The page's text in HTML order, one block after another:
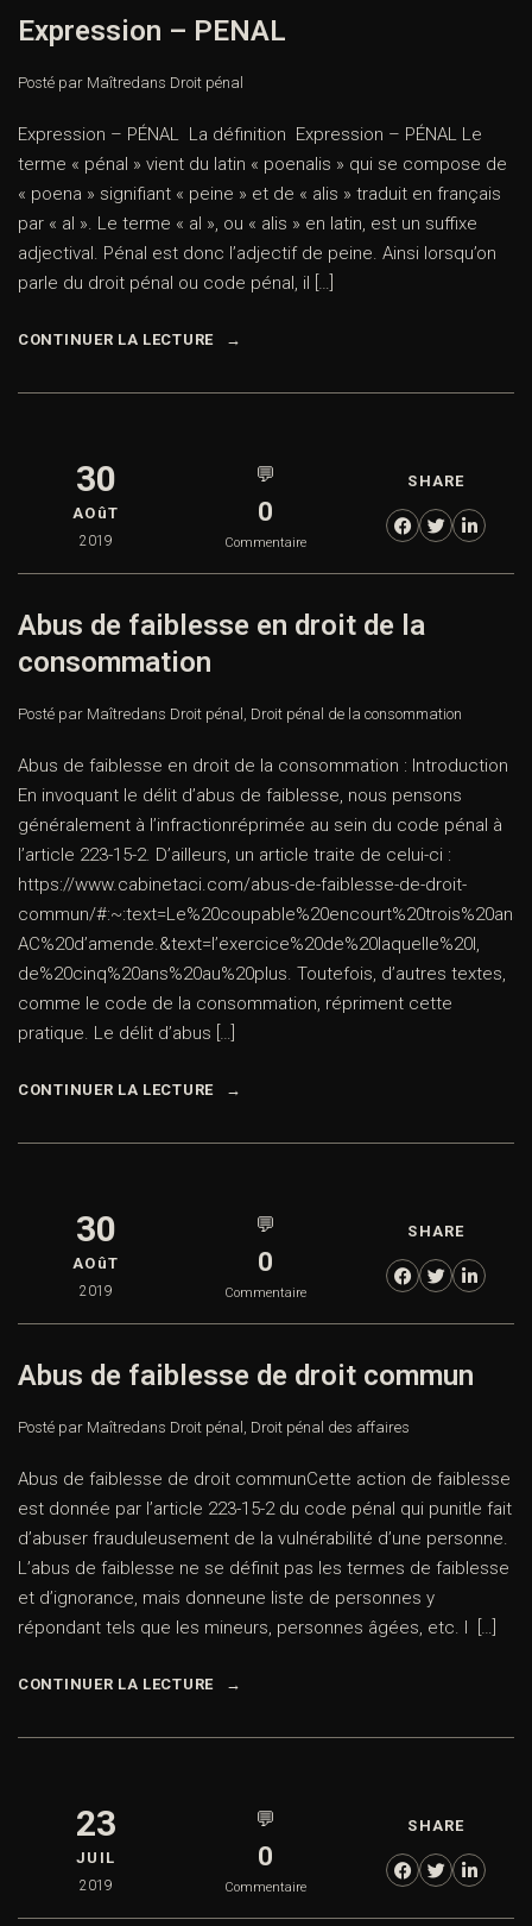
Expression – PENAL
Posté par Maîtredans Droit pénal
Expression – PÉNAL La définition Expression – PÉNAL Le
terme « pénal » vient du latin « poenalis » qui se compose de
« poena » signifiant « peine » et de « alis » traduit en français
par « al ». Le terme « al », ou « alis » en latin, est un suffixe
adjectival. Pénal est donc l’adjectif de peine. Ainsi lorsqu’on
parle du droit pénal ou code pénal, il […]
CONTINUER LA LECTURE
30
AOûT
2019
💬
0
Commentaire
SHARE
Abus de faiblesse en droit de la
consommation
Posté par Maîtredans Droit pénal , Droit pénal de la consommation
Abus de faiblesse en droit de la consommation : Introduction
En invoquant le délit d’abus de faiblesse, nous pensons
généralement à l’infractionréprimée au sein du code pénal à
l’article 223-15-2. D’ailleurs, un article traite de celui-ci :
https://www.cabinetaci.com/abus-de-faiblesse-de-droit-
commun/
AC%20d’amende.&text=l’exercice%20de%20laquelle%20l,
de%20cinq%20ans%20au%20plus. Toutefois, d’autres textes,
comme le code de la consommation, répriment cette
pratique. Le délit d’abus […]
CONTINUER LA LECTURE
30
AOûT
2019
💬
0
Commentaire
SHARE
Abus de faiblesse de droit commun
Posté par Maîtredans Droit pénal , Droit pénal des affaires
Abus de faiblesse de droit communCette action de faiblesse
est donnée par l’article 223-15-2 du code pénal qui punitle fait
d’abuser frauduleusement de la vulnérabilité d’une personne.
L’abus de faiblesse ne se définit pas les termes de faiblesse
et d’ignorance, mais donneune liste de personnes y
répondant tels que les mineurs, personnes âgées, etc. I […]
CONTINUER LA LECTURE
23
JUIL
2019
💬
0
Commentaire
SHARE